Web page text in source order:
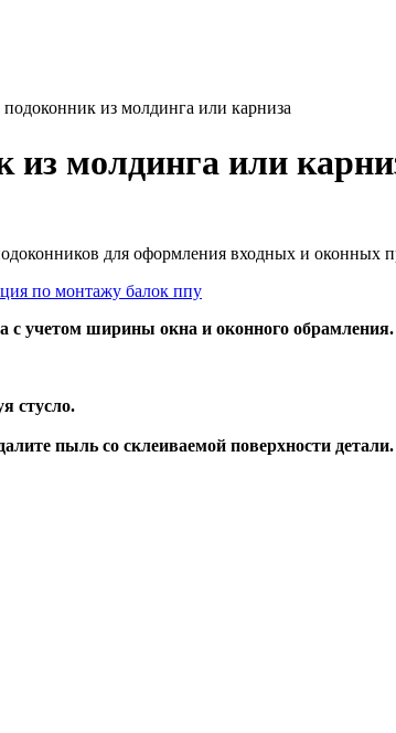
из молдинга или карниза
из молдинга или
для оформления входных и оконных
с учетом ширины окна и оконного обрамления.
стусло.
пыль со склеиваемой поверхности детали.